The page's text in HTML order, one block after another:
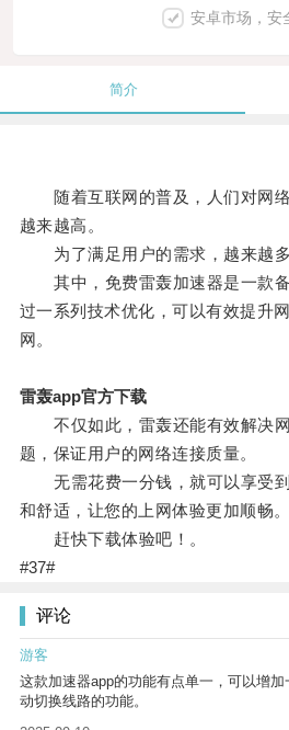
安卓市场，安
简介
随着互联网的普及，人们对网络
越来越高。
为了满足用户的需求，越来越多
其中，免费雷轰加速器是一款备
过一系列技术优化，可以有效提升
网。
雷轰app官方下载
不仅如此，雷轰还能有效解决网
题，保证用户的网络连接质量。
无需花费一分钱，就可以享受到
和舒适，让您的上网体验更加顺畅。
赶快下载体验吧！。
#37#
评论
游客
这款加速器app的功能有点单一，可以增
动切换线路的功能。